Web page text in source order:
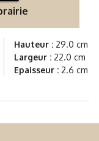
Hauteur : 29.0 cm
Largeur : 22.0 cm
Epaisseur : 2.6 cm